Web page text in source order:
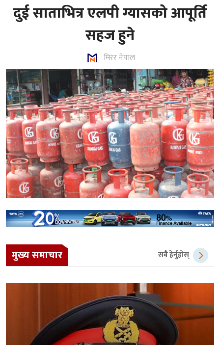
दुई साताभित्र एलपी ग्यासको आपूर्ति
सहज हुने
मिरर नेपाल
मुख्य समाचार सबै हेर्नुहोस्